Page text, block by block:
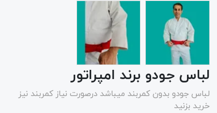
لباس جودو برند امپراتور
لباس جودو بدون کمربند میباشد درصورت نیاز کمربند نیز
خرید بزنید